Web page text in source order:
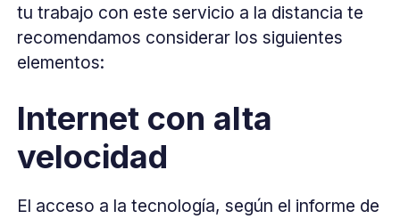
tu trabajo con este servicio a la distancia te
recomendamos considerar los siguientes
elementos:
Internet con alta
velocidad
El acceso a la tecnología, según el informe de